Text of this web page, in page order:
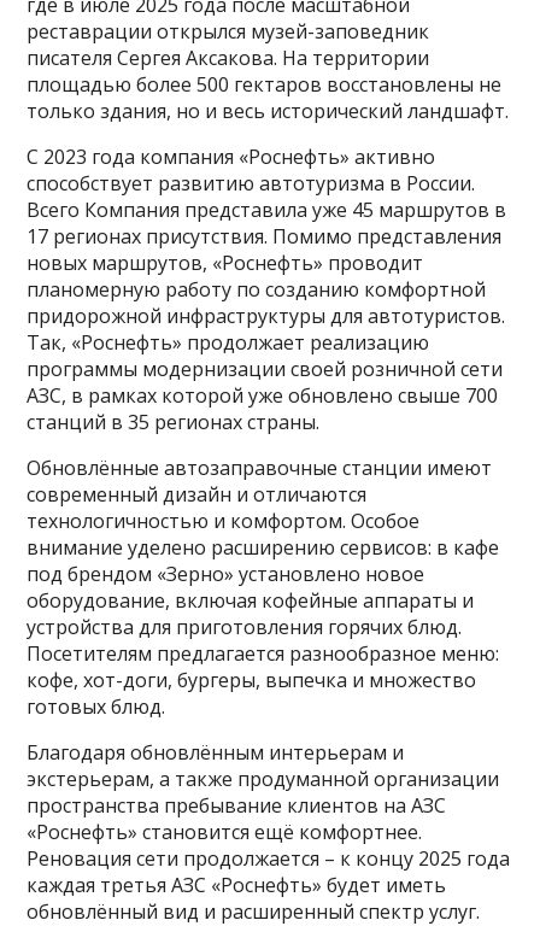
реставрации открылся музей-заповедник
писателя Сергея Аксакова. На территории
площадью более 500 гектаров восстановлены не
только здания, но и весь исторический ландшафт.
С 2023 года компания «Роснефть» активно
способствует развитию автотуризма в России.
Всего Компания представила уже 45 маршрутов в
17 регионах присутствия. Помимо представления
новых маршрутов, «Роснефть» проводит
планомерную работу по созданию комфортной
придорожной инфраструктуры для автотуристов.
Так, «Роснефть» продолжает реализацию
программы модернизации своей розничной сети
АЗС, в рамках которой уже обновлено свыше 700
станций в 35 регионах страны.
Обновлённые автозаправочные станции имеют
современный дизайн и отличаются
технологичностью и комфортом. Особое
внимание уделено расширению сервисов: в кафе
под брендом «Зерно» установлено новое
оборудование, включая кофейные аппараты и
устройства для приготовления горячих блюд.
Посетителям предлагается разнообразное меню:
кофе, хот-доги, бургеры, выпечка и множество
готовых блюд.
Благодаря обновлённым интерьерам и
экстерьерам, а также продуманной организации
пространства пребывание клиентов на АЗС
«Роснефть» становится ещё комфортнее.
Реновация сети продолжается – к концу 2025 года
каждая третья АЗС «Роснефть» будет иметь
обновлённый вид и расширенный спектр услуг.